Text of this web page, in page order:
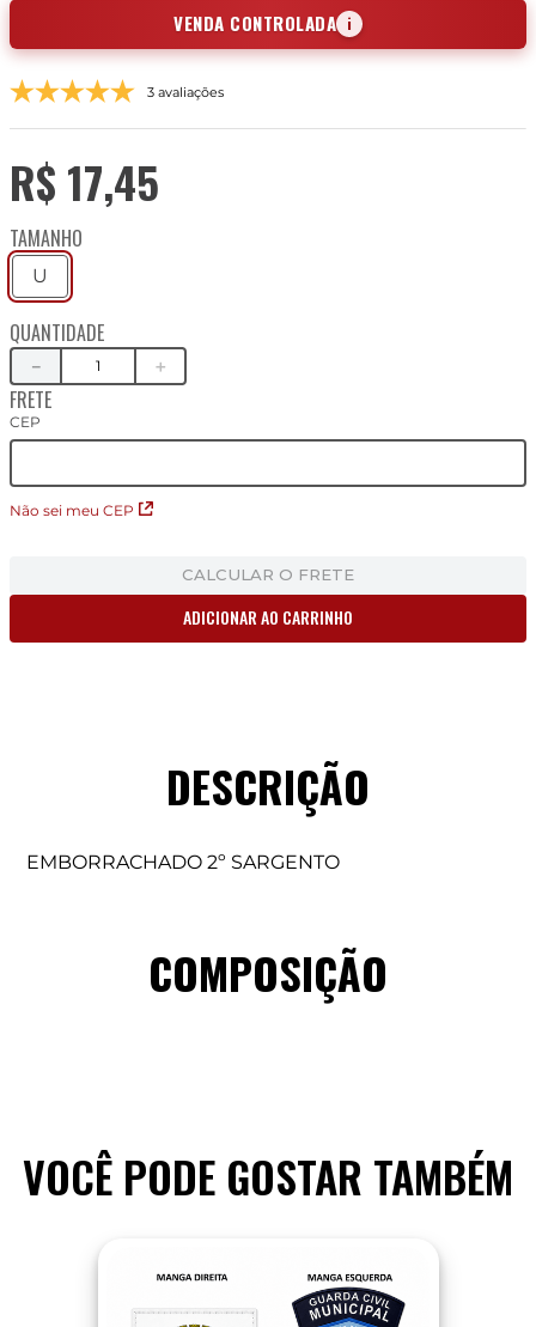
VENDA CONTROLADA i
3 avaliações
R$ 17,45
TAMANHO
U
QUANTIDADE
＋
－
FRETE
CEP
Não sei meu CEP
CALCULAR O FRETE
ADICIONAR AO CARRINHO
DESCRIÇÃO
EMBORRACHADO 2º SARGENTO
COMPOSIÇÃO
VOCÊ PODE GOSTAR TAMBÉM